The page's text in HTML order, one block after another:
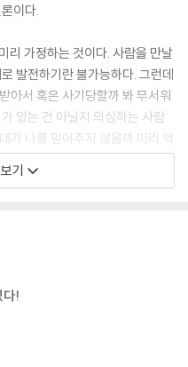
이다.
리 가정하는 것이다. 사람을 만날
발전하기란 불가능하다. 그런데
아서 혹은 사기당할까 봐 무서워
있는 건 아닐지 의심하는 사람
가 나를 믿어주지 않을까 미리 억
안 가고 사기 칠 것 같은 사람을
않다고 했다.
했다는 말을 들으면 대부분 이렇
말 멍청해서 속은 게 아니다. 그
않는다면 사기는 근절할 수 있
바로 사회라는 공동체의 역설
기
다!